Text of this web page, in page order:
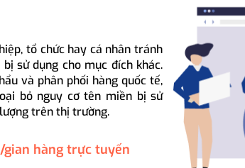
tổ chức hay cá nhân tránh
sử dụng cho mục đích khác.
và phân phối hàng quốc tế,
bỏ nguy cơ tên miền bị sử
trên thị trường.
gian hàng trực tuyến